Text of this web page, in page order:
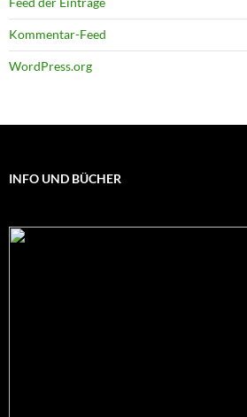
Kommentar-Feed
WordPress.org
INFO UND BÜCHER